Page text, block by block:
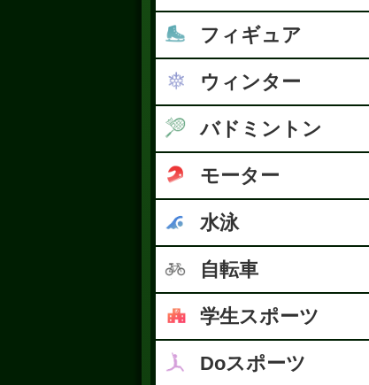
フィギュア
ウィンター
バドミントン
モーター
水泳
自転車
学生スポーツ
Doスポーツ